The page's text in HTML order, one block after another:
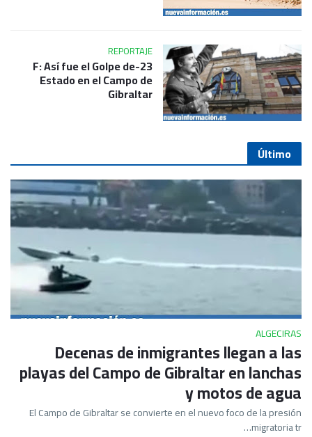
REPORTAJE
23-F: Así fue el Golpe de
Estado en el Campo de
Gibraltar
Último
ALGECIRAS
Decenas de inmigrantes llegan a las
playas del Campo de Gibraltar en lanchas
y motos de agua
El Campo de Gibraltar se convierte en el nuevo foco de la presión
migratoria tr…